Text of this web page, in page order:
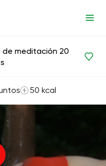
Relajación
meditación 20
50 kcal